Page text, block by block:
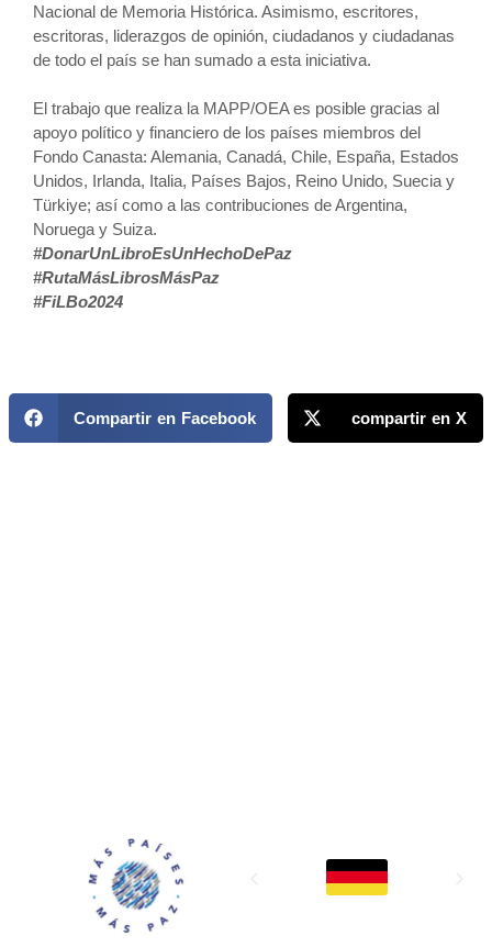
Nacional de Memoria Histórica. Asimismo, escritores,
escritoras, liderazgos de opinión, ciudadanos y ciudadanas
de todo el país se han sumado a esta iniciativa.
El trabajo que realiza la MAPP/OEA es posible gracias al
apoyo político y financiero de los países miembros del
Fondo Canasta: Alemania, Canadá, Chile, España, Estados
Unidos, Irlanda, Italia, Países Bajos, Reino Unido, Suecia y
Türkiye; así como a las contribuciones de Argentina,
Noruega y Suiza.
#DonarUnLibroEsUnHechoDePaz
#RutaMásLibrosMásPaz
#FiLBo2024
Compartir en Facebook compartir en X